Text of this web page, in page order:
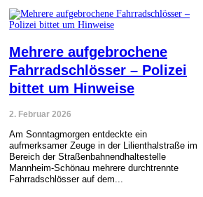
Mehrere aufgebrochene
Fahrradschlösser – Polizei
bittet um Hinweise
2. Februar 2026
Am Sonntagmorgen entdeckte ein
aufmerksamer Zeuge in der Lilienthalstraße im
Bereich der Straßenbahnendhaltestelle
Mannheim-Schönau mehrere durchtrennte
Fahrradschlösser auf dem...